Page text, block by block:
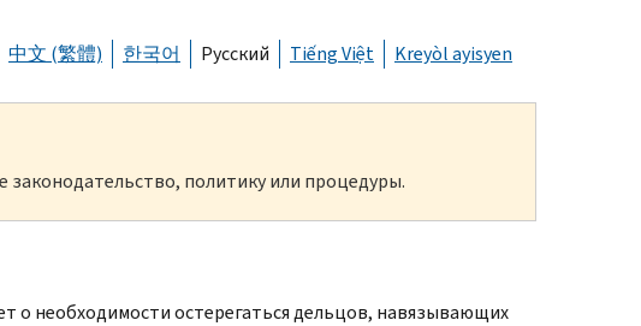
中文 (繁體) 한국어 Русский Tiếng Việt Kreyòl ayisyen
политику или процедуры.
о необходимости остерегаться дельцов, навязывающих